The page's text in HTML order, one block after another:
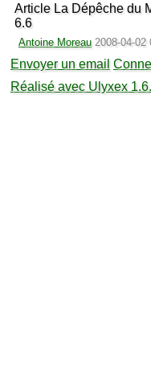
Article La Dépêche du
6.6
Antoine Moreau 2008-04-02
Envoyer un email
Réalisé avec Ulyxex